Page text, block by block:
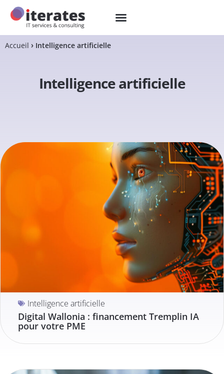
Accueil Intelligence artificielle
Intelligence artificielle
Intelligence artificielle
Digital Wallonia : financement Tremplin IA
pour votre PME